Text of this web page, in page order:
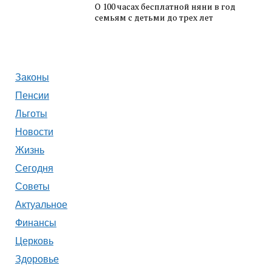
О 100 часах бесплатной няни в год
семьям с детьми до трех лет
Законы
Пенсии
Льготы
Новости
Жизнь
Сегодня
Советы
Актуальное
Финансы
Церковь
Здоровье